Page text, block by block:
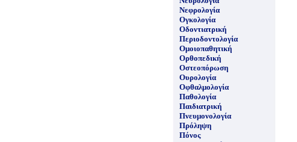
Νεφρολογία
Ογκολογία
Οδοντιατρική
Περιοδοντολογία
Ομοιοπαθητική
Ορθοπεδική
Οστεοπόρωση
Ουρολογία
Οφθαλμολογία
Παθολογία
Παιδιατρική
Πνευμονολογία
Πρόληψη
Πόνος